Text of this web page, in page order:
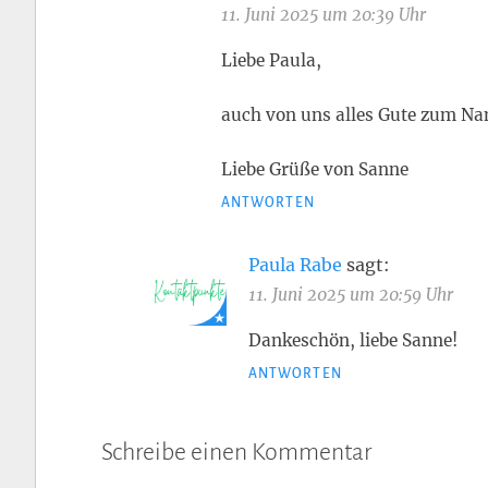
11. Juni 2025 um 20:39 Uhr
Liebe Paula,
auch von uns alles Gute zum
Liebe Grüße von Sanne
ANTWORTEN
Paula Rabe sagt:
11. Juni 2025 um 20:59 Uhr
Dankeschön, liebe Sanne!
ANTWORTEN
Schreibe einen Kommentar